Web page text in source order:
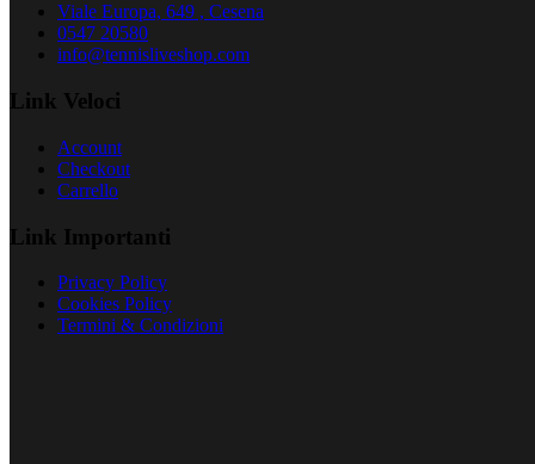
Viale Europa, 649 , Cesena
0547 20580
info@tennisliveshop.com
Link Veloci
Account
Checkout
Carrello
Link Importanti
Privacy Policy
Cookies Policy
Termini & Condizioni